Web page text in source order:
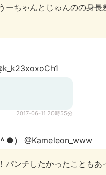
ーちゃんとじゅんのの身長
2017-06-11 20時55分
●） @Kameleon_www
パンチしたかったこともあ